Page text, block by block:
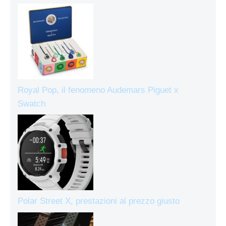
Royal Pop, il fenomeno Audemars Piguet x
Swatch
Polar Street X, prestazioni al prezzo giusto